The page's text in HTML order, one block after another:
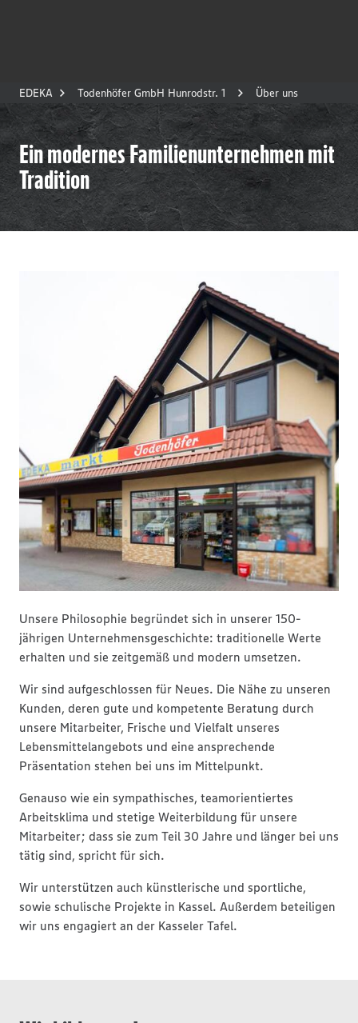
EDEKA Todenhöfer GmbH Hunrodstr. 1 Über uns
Ein modernes Familienunternehmen mit
Tradition
Unsere Philosophie begründet sich in unserer 150-
jährigen Unternehmensgeschichte: traditionelle Werte
erhalten und sie zeitgemäß und modern umsetzen.
Wir sind aufgeschlossen für Neues. Die Nähe zu unseren
Kunden, deren gute und kompetente Beratung durch
unsere Mitarbeiter, Frische und Vielfalt unseres
Lebensmittelangebots und eine ansprechende
Präsentation stehen bei uns im Mittelpunkt.
Genauso wie ein sympathisches, teamorientiertes
Arbeitsklima und stetige Weiterbildung für unsere
Mitarbeiter; dass sie zum Teil 30 Jahre und länger bei uns
tätig sind, spricht für sich.
Wir unterstützen auch künstlerische und sportliche,
sowie schulische Projekte in Kassel. Außerdem beteiligen
wir uns engagiert an der Kasseler Tafel.